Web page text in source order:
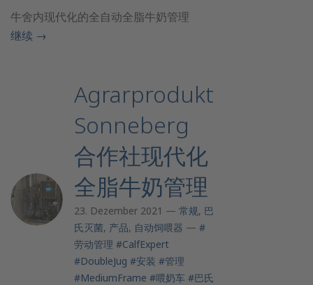
牛舍内现代化的全自动全脂牛奶管理
继续 →
Agrarprodukt
Sonneberg
合作社现代化
全脂牛奶管理
23. Dezember 2021 — 常规, 巴
氏灭菌, 产品, 自动饲喂器 — #
劳动管理 #CalfExpert
#DoubleJug #安装 #管理
#MediumFrame #喂奶车 #巴氏